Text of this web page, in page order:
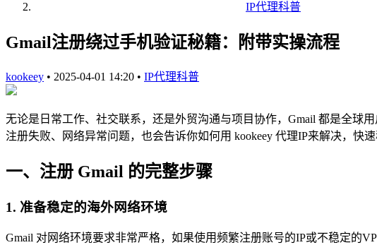
IP代理科普
Gmail注册绕过手机验证秘籍：附带实操流程
kookeey • 2025-04-01 14:20 • IP代理科普
无论是日常工作、社交联系，还是外贸沟通与项目协作，Gmail 都是全球
注册失败、网络异常问题，也会告诉你如何用 kookeey 代理IP来解决，快速
一、注册 Gmail 的完整步骤
1. 准备稳定的海外网络环境
Gmail 对网络环境要求非常严格，如果使用频繁注册账号的IP或不稳定的